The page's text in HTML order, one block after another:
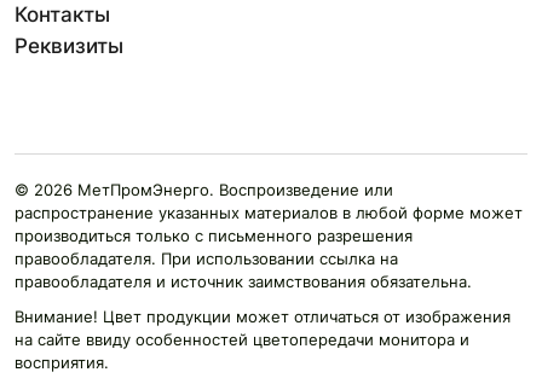
Контакты
Реквизиты
© 2026 МетПромЭнерго. Воспроизведение или
распространение указанных материалов в любой форме может
производиться только с письменного разрешения
правообладателя. При использовании ссылка на
правообладателя и источник заимствования обязательна.
Внимание! Цвет продукции может отличаться от изображения
на сайте ввиду особенностей цветопередачи монитора и
восприятия.